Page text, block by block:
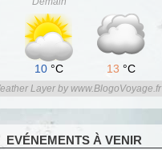
10 °C 13 °C
Layer by www.BlogoVoyage.fr
EVÉNEMENTS À VENIR